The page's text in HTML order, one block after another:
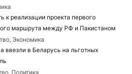
к реализации проекта первого
маршрута между РФ и Пакистаном
Экономика
ввезли в Беларусь на льготных
Политика